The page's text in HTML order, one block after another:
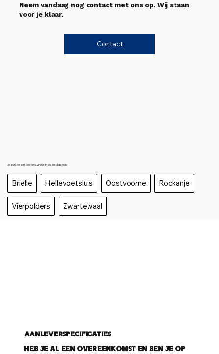
Je kan de abri posters vinden in deze plaatsen:
Brielle Hellevoetsluis Oostvoorne Rockanje
Vierpolders Zwartewaal
Neem vandaag nog contact met ons op. Wij staan
voor je klaar.
Contact
Aanleverspecificaties
Heb je al een overeenkomst en ben je op